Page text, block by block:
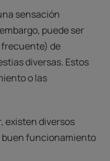
sensación
puede ser
frecuente) de
diversas. Estos
o las
existen diversos
funcionamiento